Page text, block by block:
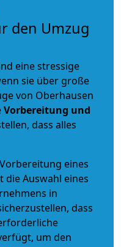
den Umzug
eine stressige
sie über große
von Oberhausen
Vorbereitung und
dass alles
eines
die Auswahl eines
in
dass
um den